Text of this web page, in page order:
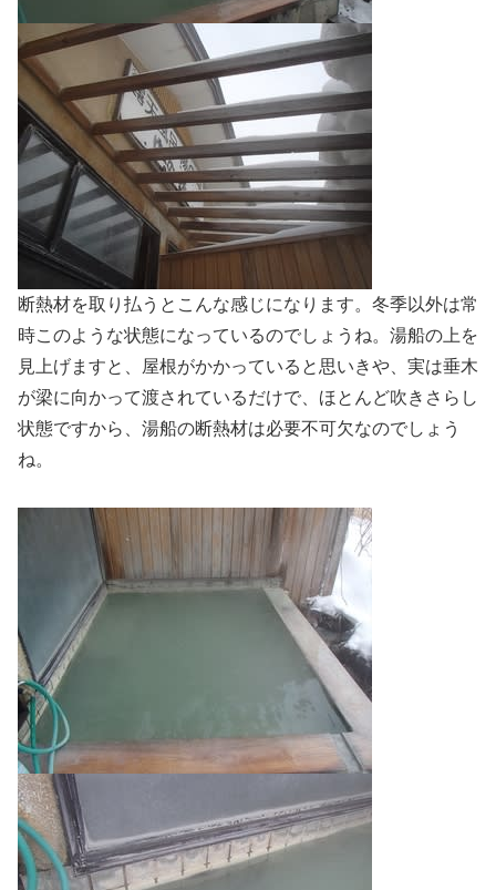
断熱材を取り払うとこんな感じになります。冬季以外は常
時このような状態になっているのでしょうね。湯船の上を
見上げますと、屋根がかかっていると思いきや、実は垂木
が梁に向かって渡されているだけで、ほとんど吹きさらし
状態ですから、湯船の断熱材は必要不可欠なのでしょう
ね。